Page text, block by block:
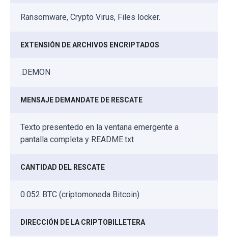
Ransomware, Crypto Virus, Files locker.
EXTENSIÓN DE ARCHIVOS ENCRIPTADOS
.DEMON
MENSAJE DEMANDATE DE RESCATE
Texto presentedo en la ventana emergente a
pantalla completa y README.txt
CANTIDAD DEL RESCATE
0.052 BTC (criptomoneda Bitcoin)
DIRECCIÓN DE LA CRIPTOBILLETERA